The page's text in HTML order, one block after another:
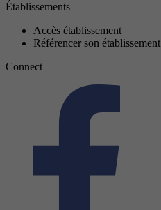
Établissements
Accès établissement
Référencer son établissement
Connect